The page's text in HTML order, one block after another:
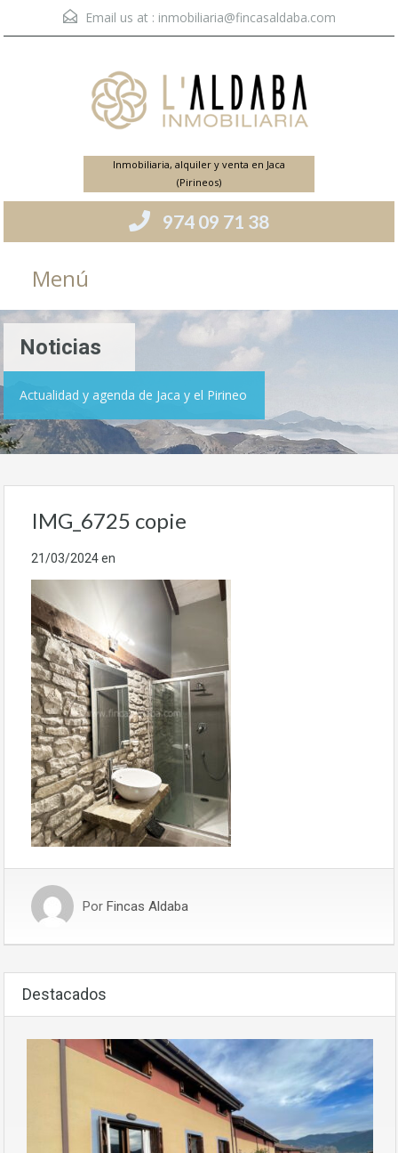
Email us at : inmobiliaria@fincasaldaba.com
Inmobiliaria, alquiler y venta en Jaca
(Pirineos)
974 09 71 38
Menú
Noticias
Actualidad y agenda de Jaca y el Pirineo
IMG_6725 copie
21/03/2024en
Por Fincas Aldaba
Destacados